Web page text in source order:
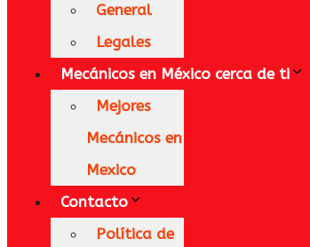
General
Legales
Mecánicos en México​ cerca de ti
Mejores
Mecánicos en
Mexico
Contacto
Política de